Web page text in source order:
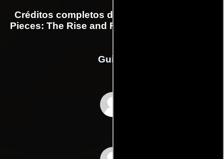
Créditos completos de la película Going to
Pieces: The Rise and Fall of the Slasher Film
Guión